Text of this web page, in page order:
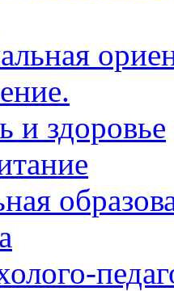
и здоровье